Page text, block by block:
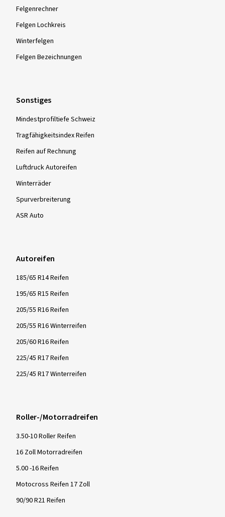
Felgenrechner
Felgen Lochkreis
Winterfelgen
Felgen Bezeichnungen
Sonstiges
Mindestprofiltiefe Schweiz
Tragfähigkeitsindex Reifen
Reifen auf Rechnung
Luftdruck Autoreifen
Winterräder
Spurverbreiterung
ASR Auto
Autoreifen
185/65 R14 Reifen
195/65 R15 Reifen
205/55 R16 Reifen
205/55 R16 Winterreifen
205/60 R16 Reifen
225/45 R17 Reifen
225/45 R17 Winterreifen
Roller-/Motorradreifen
3.50-10 Roller Reifen
16 Zoll Motorradreifen
5.00 -16 Reifen
Motocross Reifen 17 Zoll
90/90 R21 Reifen